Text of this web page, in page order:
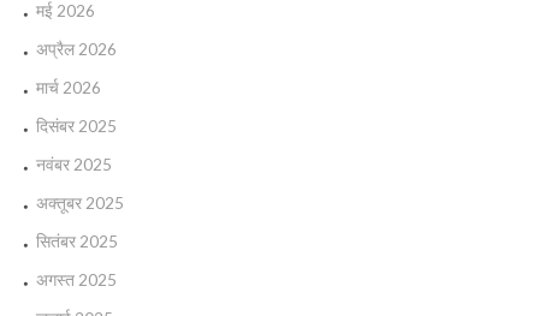
मई 2026
अप्रैल 2026
मार्च 2026
दिसंबर 2025
नवंबर 2025
अक्तूबर 2025
सितंबर 2025
अगस्त 2025